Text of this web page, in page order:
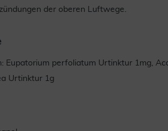
der oberen Luftwege.
Eupatorium perfoliatum Urtinktur 1mg,
Urtinktur 1g